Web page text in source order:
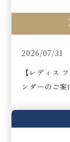
2026/07/31
【レディス
ンダーのご案